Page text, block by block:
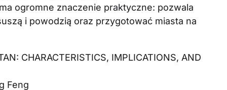
ogromne znaczenie praktyczne: pozwala
i powodzią oraz przygotować miasta na
CHARACTERISTICS, IMPLICATIONS, AND
Feng